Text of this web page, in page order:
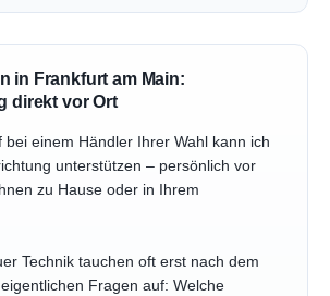
in Frankfurt am Main:
direkt vor Ort
bei einem Händler Ihrer Wahl kann ich
unterstützen – persönlich vor
zu Hause oder in Ihrem
Technik tauchen oft erst nach dem
Fragen auf: Welche